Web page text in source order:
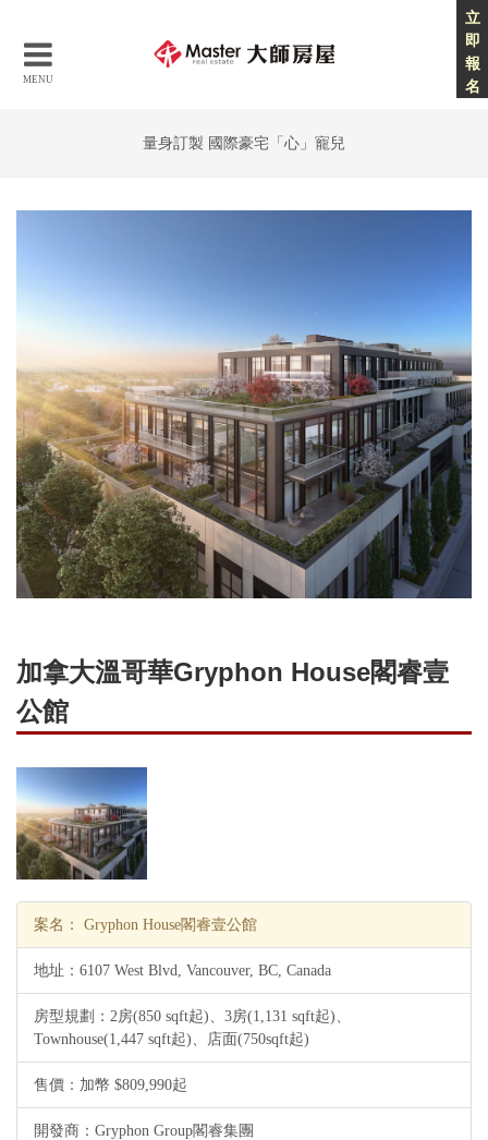
MENU
立
即
報
名
量身訂製 國際豪宅「心」寵兒
加拿大溫哥華Gryphon House閣睿壹
公館
案名： Gryphon House閣睿壹公館
地址： 6107 West Blvd, Vancouver, BC, Canada
房型規劃： 2房(850 sqft起)、3房(1,131 sqft起)、
Townhouse(1,447 sqft起)、店面(750sqft起)
售價： 加幣 $809,990起
開發商： Gryphon Group閣睿集團